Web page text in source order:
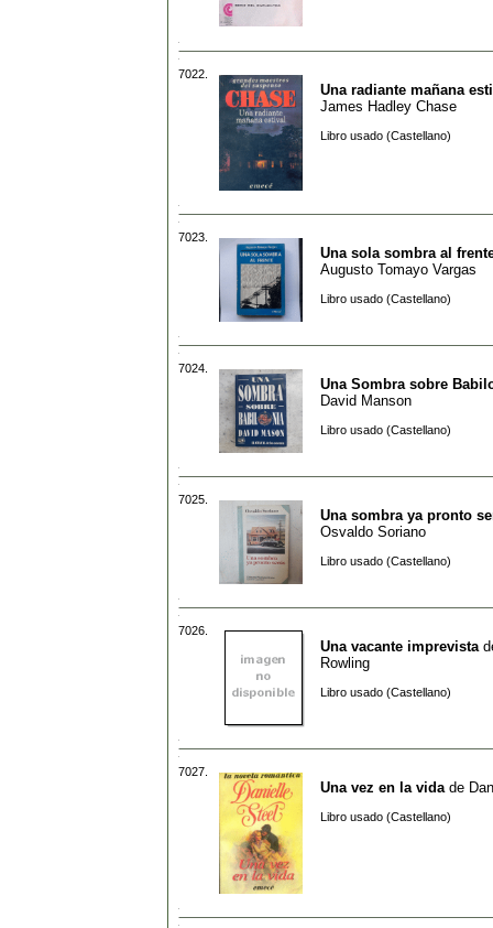
7022.
Una radiante mañana
James Hadley Chase
Libro usado (Castellano)
7023.
Una sola sombra al
Augusto Tomayo Vargas
Libro usado (Castellano)
7024.
Una Sombra sobre
David Manson
Libro usado (Castellano)
7025.
Una sombra ya pronto
Osvaldo Soriano
Libro usado (Castellano)
7026.
Una vacante imprevista
Rowling
Libro usado (Castellano)
7027.
Una vez en la vida de
Libro usado (Castellano)